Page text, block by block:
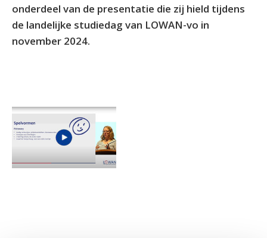
onderdeel van de presentatie die zij hield tijdens
de landelijke studiedag van LOWAN-vo in
november 2024.